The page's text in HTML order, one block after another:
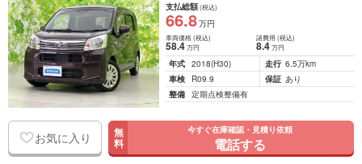
支払総額(税込)
66.8万円
車両価格(税込)
58.4万円
諸費用 (税込)
8.4 万円
年式 2018(H30) 走行 6.5万km
車検
R09.9 保証 あり
整備 定期点検整備有
お気に入り 無
料
今すぐ在庫確認・見積り依頼
電話する